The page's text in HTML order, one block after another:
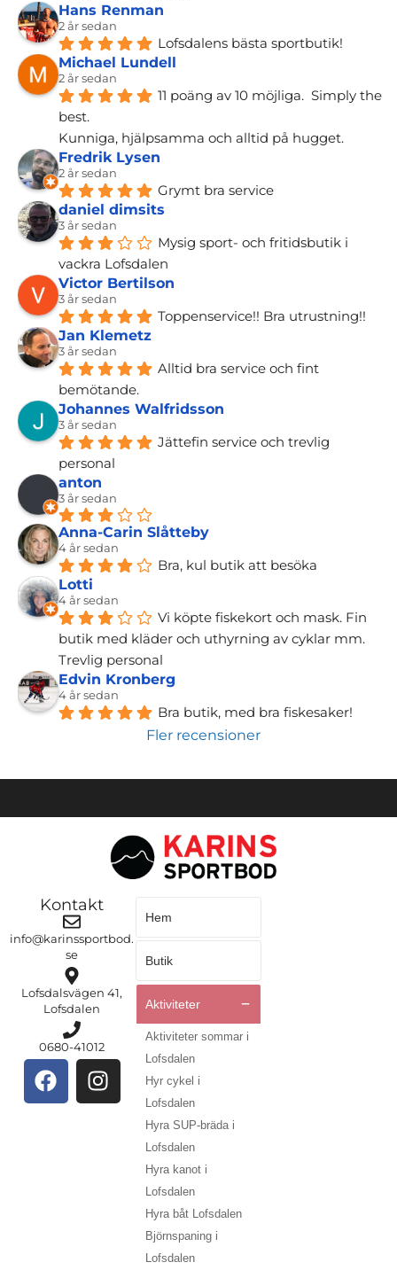
Hans Renman
2 år sedan
Lofsdalens bästa sportbutik!
Michael Lundell
2 år sedan
11 poäng av 10 möjliga.  Simply the
best.
Kunniga, hjälpsamma och alltid på hugget.
Fredrik Lysen
2 år sedan
Grymt bra service
daniel dimsits
3 år sedan
Mysig sport- och fritidsbutik i
vackra Lofsdalen
Victor Bertilson
3 år sedan
Toppenservice!! Bra utrustning!!
Jan Klemetz
3 år sedan
Alltid bra service och fint
bemötande.
Johannes Walfridsson
3 år sedan
Jättefin service och trevlig
personal
anton
3 år sedan
Anna-Carin Slåtteby
4 år sedan
Bra, kul butik att besöka
Lotti
4 år sedan
Vi köpte fiskekort och mask. Fin
butik med kläder och uthyrning av cyklar mm.
Trevlig personal
Edvin Kronberg
4 år sedan
Bra butik, med bra fiskesaker!
Fler recensioner
Kontakt
info@karinssportbod.
se
Lofsdalsvägen 41,
Lofsdalen
0680-41012
Hem
Butik
Aktiviteter
Aktiviteter sommar i
Lofsdalen
Hyr cykel i
Lofsdalen
Hyra SUP-bräda i
Lofsdalen
Hyra kanot i
Lofsdalen
Hyra båt Lofsdalen
Björnspaning i
Lofsdalen